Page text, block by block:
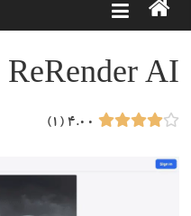
هوش
مصنوعی
www.hooshtaak.ir
ReRender AI
۴.۰۰ ۱